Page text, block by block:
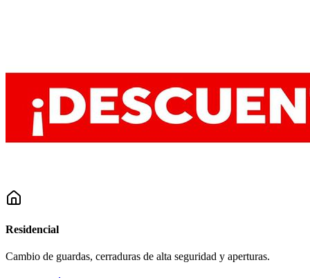
Residencial
Cambio de guardas, cerraduras de alta seguridad y aperturas.